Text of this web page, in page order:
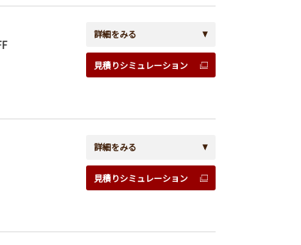
詳細をみる
見積りシミュレーション
詳細をみる
見積りシミュレーション